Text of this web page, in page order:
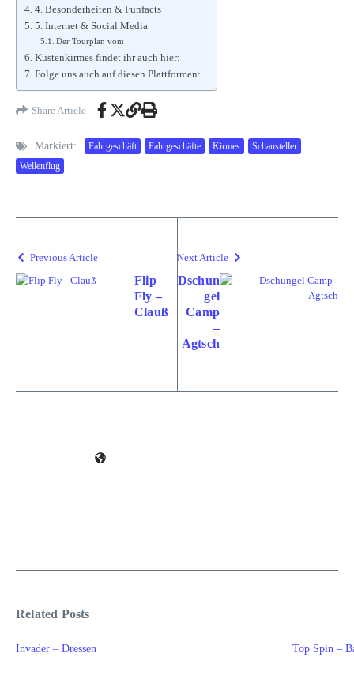
4. Besonderheiten & Funfacts
5. Internet & Social Media
Der Tourplan vom
Küstenkirmes findet ihr auch hier:
Folge uns auch auf diesen Plattformen:
Share Article
Markiert: Fahrgeschäft Fahrgeschäfte Kirmes
Schausteller
Wellenflug
Previous Article
Flip
Fly –
Clauß
Next Article
Dschun
gel
Camp
–
Agtsch
Related Posts
Invader – Dressen Top Spin –